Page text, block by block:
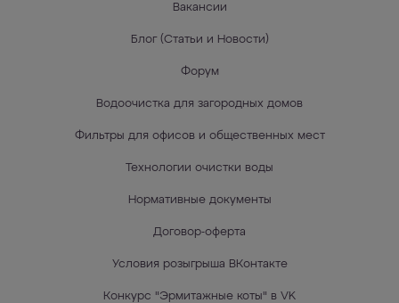
Вакансии
Блог (Статьи и Новости)
Форум
Водоочистка для загородных домов
Фильтры для офисов и общественных мест
Технологии очистки воды
Нормативные документы
Договор-оферта
Условия розыгрыша ВКонтакте
Конкурс "Эрмитажные коты" в VK